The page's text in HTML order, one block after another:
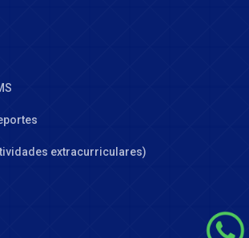
extracurriculares)